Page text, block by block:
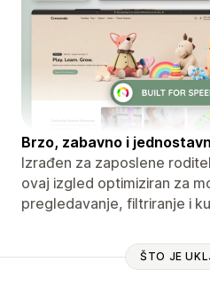
Brzo, zabavno i
Izrađen za zaposlene
ovaj izgled optimiziran za
pregledavanje, filtriranje i
ŠTO JE